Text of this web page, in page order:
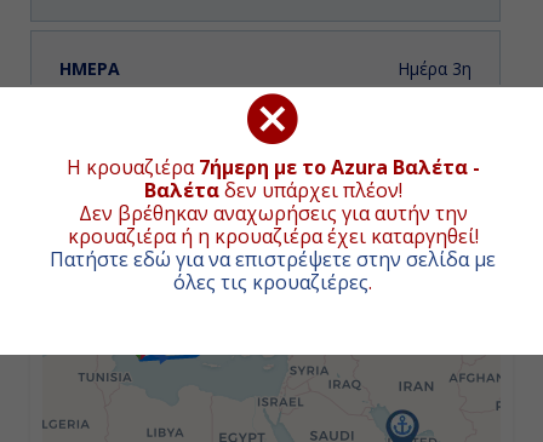
Η κρουαζιέρα7ήμερη με το Azura Βαλέτα -
Βαλέταδεν υπάρχει πλέον!
Δεν βρέθηκαν αναχωρήσεις για αυτήν την
κρουαζιέρα ή η κρουαζιέρα έχει καταργηθεί!
Πατήστε εδώ για να επιστρέψετε στην σελίδα με
όλες τις κρουαζιέρες.
Ημέρα 3η
07:00
19:00
07:00
ΧΑΡΤΗΣ ΚΡΟΥΑΖΙΕΡΑΣ
+
−